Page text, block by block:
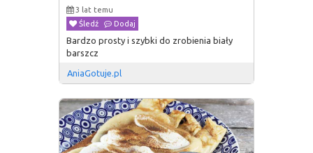
3 lat temu
Śledź
Dodaj
Bardzo prosty i szybki do zrobienia biały
barszcz
AniaGotuje.pl